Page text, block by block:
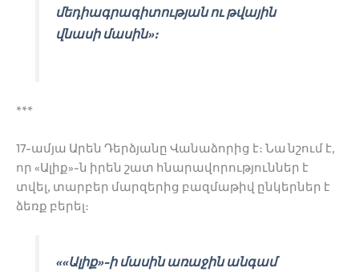
մեդիագրագիտության ու թվային
վնասի մասին»։
***
17-ամյա Արեն Դերձյանը Վանաձորից է։ Նա նշում է,
որ «Ալիք»-ն իրեն շատ հնարավորություններ է
տվել, տարբեր մարզերից բազմաթիվ ընկերներ է
ձեռք բերել։
««Ալիք»-ի մասին առաջին անգամ